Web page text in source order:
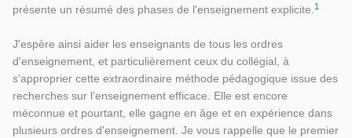
présente un résumé des phases de l'enseignement explicite. 1
J'espère ainsi aider les enseignants de tous les ordres
d'enseignement, et particulièrement ceux du collégial, à
s'approprier cette extraordinaire méthode pédagogique issue des
recherches sur l’enseignement efficace. Elle est encore
méconnue et pourtant, elle gagne en âge et en expérience dans
plusieurs ordres d'enseignement. Je vous rappelle que le premier